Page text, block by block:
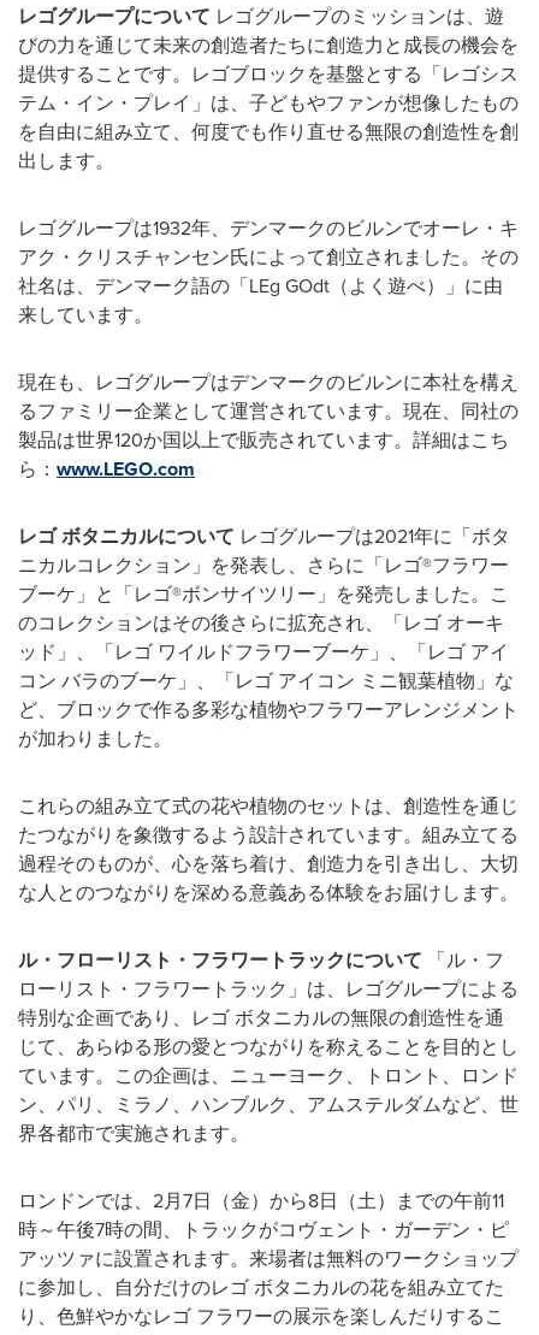
レゴグループについて レゴグループのミッションは、遊
びの力を通じて未来の創造者たちに創造力と成長の機会を
提供することです。レゴブロックを基盤とする「レゴシス
テム・イン・プレイ」は、子どもやファンが想像したもの
を自由に組み立て、何度でも作り直せる無限の創造性を創
出します。
レゴグループは1932年、デンマークのビルンでオーレ・キ
アク・クリスチャンセン氏によって創立されました。その
社名は、デンマーク語の「LEg GOdt（よく遊べ）」に由
来しています。
現在も、レゴグループはデンマークのビルンに本社を構え
るファミリー企業として運営されています。現在、同社の
製品は世界120か国以上で販売されています。詳細はこち
ら： www.LEGO.com
レゴボタニカルについて レゴグループは2021年に「ボタ
ニカルコレクション」を発表し、さらに「レゴ®フラワー
ブーケ」と「レゴ®ボンサイツリー」を発売しました。こ
のコレクションはその後さらに拡充され、「レゴ オーキ
ッド」、「レゴ ワイルドフラワーブーケ」、「レゴ アイ
コン バラのブーケ」、「レゴ アイコン ミニ観葉植物」な
ど、ブロックで作る多彩な植物やフラワーアレンジメント
が加わりました。
これらの組み立て式の花や植物のセットは、創造性を通じ
たつながりを象徴するよう設計されています。組み立てる
過程そのものが、心を落ち着け、創造力を引き出し、大切
な人とのつながりを深める意義ある体験をお届けします。
ル・フローリスト・フラワートラックについて 「ル・フ
ローリスト・フラワートラック」は、レゴグループによる
特別な企画であり、レゴ ボタニカルの無限の創造性を通
じて、あらゆる形の愛とつながりを称えることを目的とし
ています。この企画は、ニューヨーク、トロント、ロンド
ン、パリ、ミラノ、ハンブルク、アムステルダムなど、世
界各都市で実施されます。
ロンドンでは、2月7日（金）から8日（土）までの午前11
時～午後7時の間、トラックがコヴェント・ガーデン・ピ
アッツァに設置されます。来場者は無料のワークショップ
に参加し、自分だけのレゴ ボタニカルの花を組み立てた
り、色鮮やかなレゴ フラワーの展示を楽しんだりするこ